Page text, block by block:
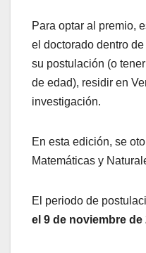
Para optar al premio,
el doctorado dentro
su postulación (o
de edad), residir en
investigación.
En esta edición, se
Matemáticas y
El periodo de
el 9 de noviembre de